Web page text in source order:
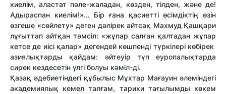
киелім, аластат пәле-жаладан, көзден, тілден, және де!
Адыраспан киелім!»... Бір ғана қасиетті өсімдіктің өзін
өзгеше «сөйлету» деген дәлірек айтсақ Махмуд Қашқари
лұғыттап айтқан тәмсіл: «жұпар салған қалтадан жұпар
кетсе де иісі қалар» дегендей көшпенді түркілері көбірек
азиялықтарды қайдам: әйтеуір түп еуропалықтарда
сирек кездесетін үлгі болуы кәміл-ді.
Қазақ әдебиетіндегі құбылыс Мұхтар Мағауин әлеміндегі
академиялық кемел талғам, тарихи тағылымды көкем